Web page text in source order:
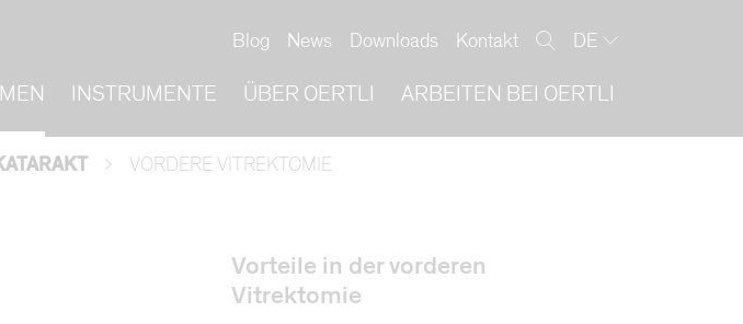
Blog News Downloads Kontakt DE
INSTRUMENTE ÜBER OERTLI ARBEITEN BEI OERTLI
VORDERE VITREKTOMIE
Vorteile in der vorderen
Vitrektomie